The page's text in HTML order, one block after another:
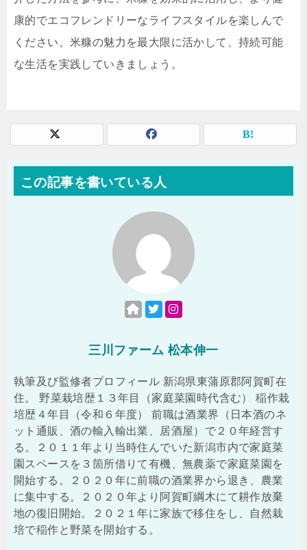
康的でエコフレンドリーなライフスタイルを楽しんで
ください。米糠の魅力を最大限に活かして、持続可能
な生活を実践していきましょう。
この記事を書いている人
三川ファーム 松本伸一
執筆及び監修者プロフィール 新潟県東蒲原郡阿賀町在
住。 野菜栽培歴１３年目（家庭菜園時代含む） 稲作栽
培歴４年目（令和６年度） 前職は酒業界（日本酒のネ
ット通販、酒の輸入輸出業、居酒屋）で２０年経営す
る。２０１１年より当時住んでいた新潟市内で家庭菜
園スペースを３箇所借りて有機、無農薬で家庭菜園を
開始する。２０２０年に前職の酒業界から退き、農業
に集中する。２０２０年より阿賀町綱木にて耕作放棄
地の復旧開始。２０２１年に家族で移住をし、自然栽
培で稲作と野菜を開始する。